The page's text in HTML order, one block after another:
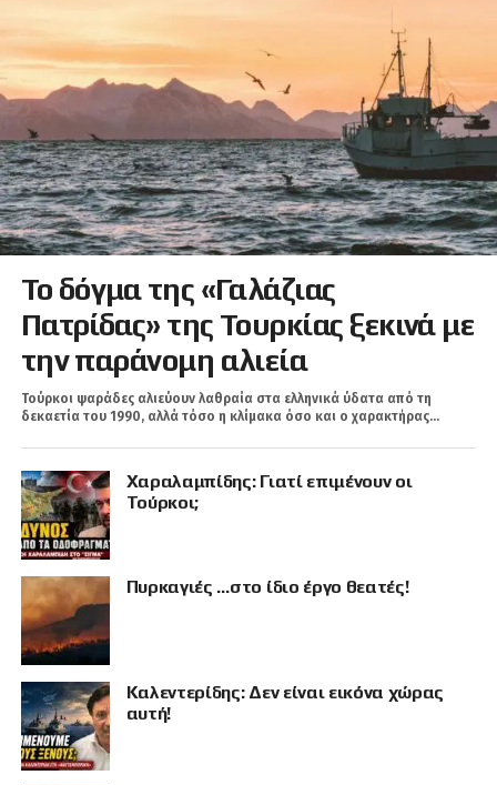
Το δόγμα της «Γαλάζιας
Πατρίδας» της Τουρκίας ξεκινά με
την παράνομη αλιεία
Τούρκοι ψαράδες αλιεύουν λαθραία στα ελληνικά ύδατα από τη
δεκαετία του 1990, αλλά τόσο η κλίμακα όσο και ο χαρακτήρας...
Χαραλαμπίδης: Γιατί επιμένουν οι
Τούρκοι;
Πυρκαγιές …στο ίδιο έργο θεατές!
Καλεντερίδης: Δεν είναι εικόνα χώρας
αυτή!